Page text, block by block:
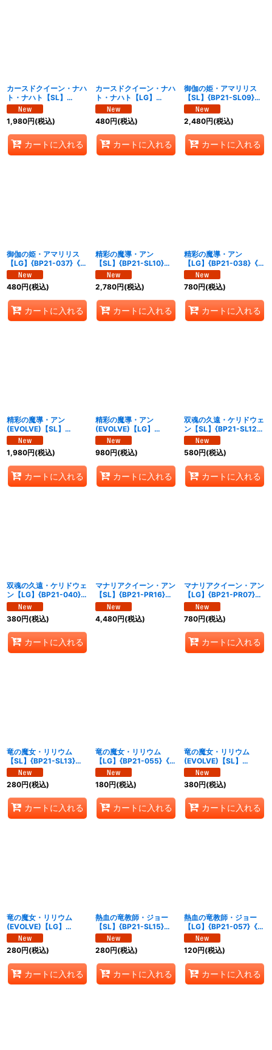
カースドクイーン・ナハ
ト・ナハト【SL】
{BP21-PR15}《ロイヤ
ル》
1,980円(税込)
カートに入れる
カースドクイーン・ナハ
ト・ナハト【LG】
{BP21-PR04}《ロイヤ
ル》
480円(税込)
カートに入れる
御伽の姫・アマリリス
【SL】{BP21-SL09}
《ウィッチ》
2,480円(税込)
カートに入れる
御伽の姫・アマリリス
【LG】{BP21-037}《ウ
ィッチ》
480円(税込)
カートに入れる
精彩の魔導・アン
【SL】{BP21-SL10}
《ウィッチ》
2,780円(税込)
カートに入れる
精彩の魔導・アン
【LG】{BP21-038}《ウ
ィッチ》
780円(税込)
カートに入れる
精彩の魔導・アン
(EVOLVE)【SL】
{BP21-SL11}《ウィッ
チ》
1,980円(税込)
カートに入れる
精彩の魔導・アン
(EVOLVE)【LG】
{BP21-039}《ウィッ
チ》
980円(税込)
カートに入れる
双魂の久遠・ケリドウェ
ン【SL】{BP21-SL12}
《ウィッチ》
580円(税込)
カートに入れる
双魂の久遠・ケリドウェ
ン【LG】{BP21-040}
《ウィッチ》
380円(税込)
カートに入れる
マナリアクイーン・アン
【SL】{BP21-PR16}
《ウィッチ》
4,480円(税込)
マナリアクイーン・アン
【LG】{BP21-PR07}
《ウィッチ》
780円(税込)
カートに入れる
竜の魔女・リリウム
【SL】{BP21-SL13}
《ドラゴン》
280円(税込)
カートに入れる
竜の魔女・リリウム
【LG】{BP21-055}《ド
ラゴン》
180円(税込)
カートに入れる
竜の魔女・リリウム
(EVOLVE)【SL】
{BP21-SL14}《ドラゴ
ン》
380円(税込)
カートに入れる
竜の魔女・リリウム
(EVOLVE)【LG】
{BP21-056}《ドラゴ
ン》
280円(税込)
カートに入れる
熱血の竜教師・ジョー
【SL】{BP21-SL15}
《ドラゴン》
280円(税込)
カートに入れる
熱血の竜教師・ジョー
【LG】{BP21-057}《ド
ラゴン》
120円(税込)
カートに入れる